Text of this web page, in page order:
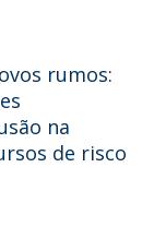
rumos:
na
de risco